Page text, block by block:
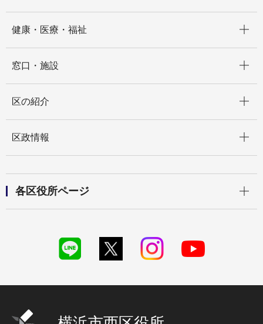
健康・医療・福祉
窓口・施設
区の紹介
区政情報
各区役所ページ